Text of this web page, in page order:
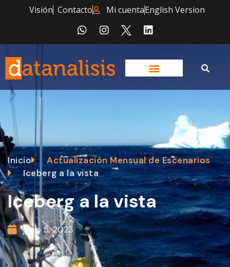
Visión Contacto Mi cuentaEnglish Version
Inicio
Actualización Mensual de Escenarios
Iceberg a la vista
Iceberg a la vista
junio 5, 2023